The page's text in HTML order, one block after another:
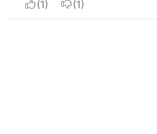
I apreciateI do not appreciate